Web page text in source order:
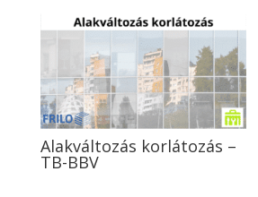
Alakváltozás korlátozás –
TB-BBV